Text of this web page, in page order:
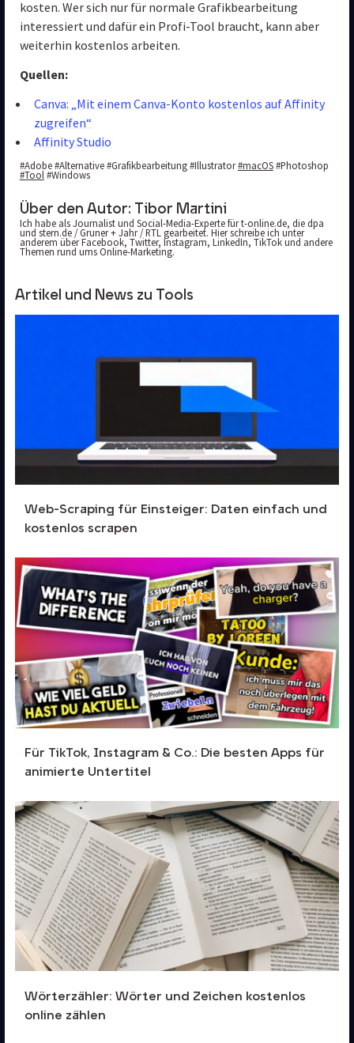
kosten. Wer sich nur für normale Grafikbearbeitung
interessiert und dafür ein Profi-Tool braucht, kann aber
weiterhin kostenlos arbeiten.
Quellen:
Canva: „Mit einem Canva-Konto kostenlos auf Affinity
zugreifen“
Affinity Studio
#Adobe #Alternative #Grafikbearbeitung #Illustrator#macOS#Photoshop
#Tool#Windows
Über den Autor: Tibor Martini
Ich habe als Journalist und Social-Media-Experte für t-online.de, die dpa
und stern.de / Gruner + Jahr / RTL gearbeitet. Hier schreibe ich unter
anderem über Facebook, Twitter, Instagram, LinkedIn, TikTok und andere
Themen rund ums Online-Marketing.
Artikel und News zu Tools
Web-Scraping für Einsteiger: Daten einfach und
kostenlos scrapen
Für TikTok, Instagram & Co.: Die besten Apps für
animierte Untertitel
Wörterzähler: Wörter und Zeichen kostenlos
online zählen